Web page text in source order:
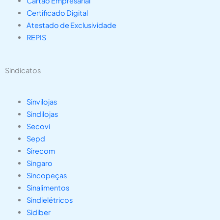
Certificado Digital
Atestado de Exclusividade
REPIS
Sindicatos
Sinvilojas
Sindilojas
Secovi
Sepd
Sirecom
Singaro
Sincopeças
Sinalimentos
Sindielétricos
Sidiber